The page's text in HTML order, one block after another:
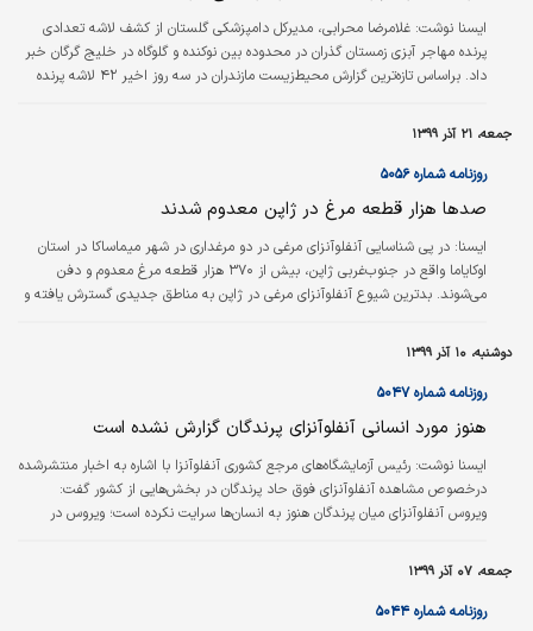
ایسنا نوشت: غلامرضا محرابی، مدیرکل دامپزشکی گلستان از کشف لاشه تعدادی
پرنده مهاجر آبزی زمستان گذران در محدوده بین نوکنده و گلوگاه در خلیج گرگان خبر
داد. براساس تازه‌ترین گزارش محیط‌زیست مازندران در سه روز اخیر ۴۲ لاشه پرنده
حال رضوانی، مدیرکل دامپزشکی مازندران اعلام کرد: پس از بررسی‌های آزمایشگاهی
مشخص شد، علت تلفات پرندگان مهاجر در تالاب میانکاله و خلیج گرگان، ابتلا به
بیماری آنفلوآنزای فوق‌حاد پرندگان و نیوکاسل نبود و دلایل دیگر…
جمعه، ۲۱ آذر ۱۳۹۹
روزنامه شماره ۵۰۵۶
صدها هزار قطعه مرغ در ژاپن معدوم شدند
ایسنا: در پی شناسایی آنفلوآنزای مرغی در دو مرغداری در شهر میماساکا در استان
اوکایاما واقع در جنوب‌غربی ژاپن، بیش از ۳۷۰ هزار قطعه مرغ معدوم و دفن
می‌شوند. بدترین شیوع آنفلوآنزای مرغی در ژاپن به مناطق جدیدی گسترش یافته و
دوشنبه، ۱۰ آذر ۱۳۹۹
روزنامه شماره ۵۰۴۷
هنوز مورد انسانی آنفلوآنزای پرندگان گزارش نشده است
ایسنا نوشت: رئیس آزمایشگاه‌های مرجع کشوری آنفلوآنزا با اشاره به اخبار منتشرشده
درخصوص مشاهده آنفلوآنزای فوق حاد پرندگان در بخش‌هایی از کشور گفت:
ویروس آنفلوآنزای میان پرندگان هنوز به انسان‌ها سرایت نکرده است؛ ویروس در
تنها در ایران هم دیده نشده در کشورهای اروپایی، قزاقستان و شوروی[روسیه] نیز
دیده شده است. وی با اشاره به اینکه این ویروس‌ها از طریق پرندگان مهاجر به…
جمعه، ۰۷ آذر ۱۳۹۹
روزنامه شماره ۵۰۴۴